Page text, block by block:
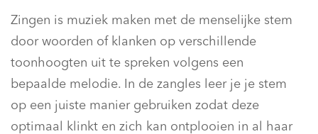
Zingen is muziek maken met de menselijke stem
door woorden of klanken op verschillende
toonhoogten uit te spreken volgens een
bepaalde melodie. In de zangles leer je je stem
op een juiste manier gebruiken zodat deze
optimaal klinkt en zich kan ontplooien in al haar